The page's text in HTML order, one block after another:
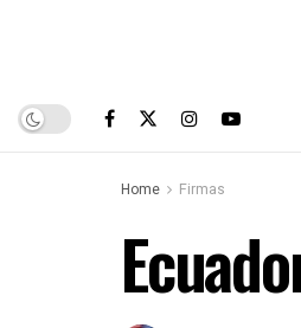
Home Firmas